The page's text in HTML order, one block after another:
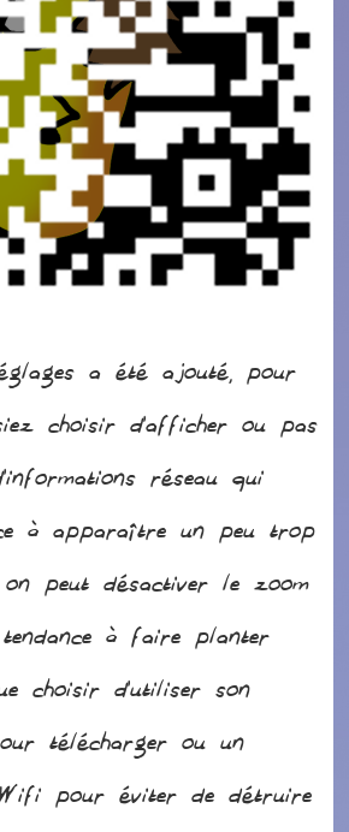
a été ajouté, pour
choisir d’afficher ou pas
réseau qui
à apparaître un peu trop
on peut désactiver le zoom
à faire planter
choisir d’utiliser son
télécharger ou un
pour éviter de détruire